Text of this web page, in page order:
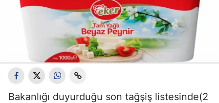
Bakanlığı duyurduğu son tağşiş listesinde(2